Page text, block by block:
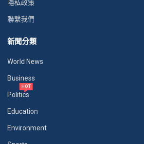
隱私政策
聯繫我們
新聞分類
World News
Business
Politics
HOT
Education
Environment